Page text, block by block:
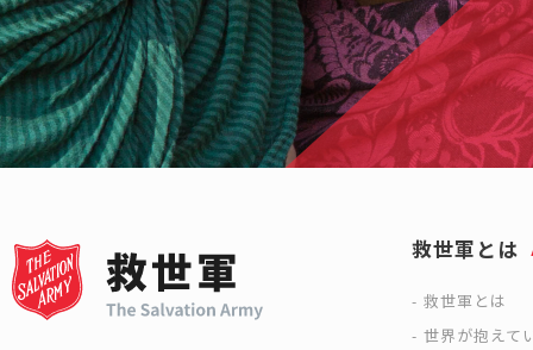
救世軍とは
救世軍とは
世界が抱えて